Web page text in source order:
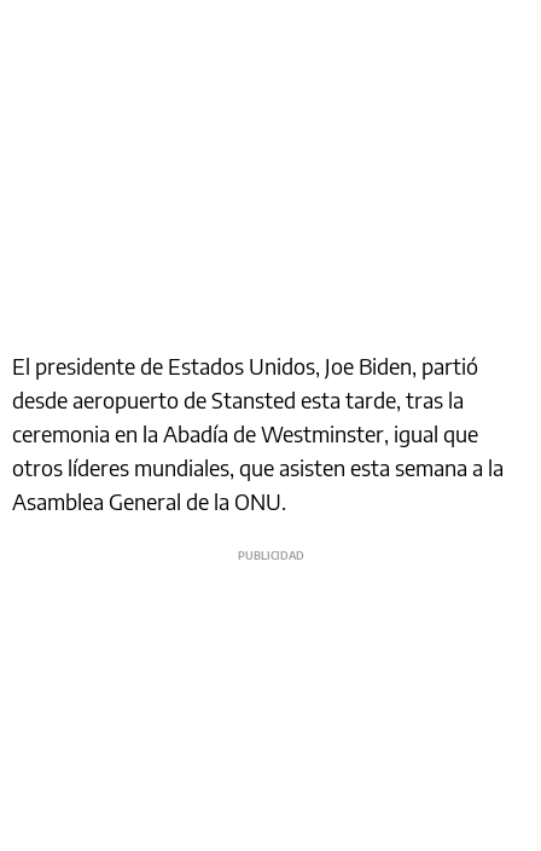
El presidente de Estados Unidos, Joe Biden, partió
desde aeropuerto de Stansted esta tarde, tras la
ceremonia en la Abadía de Westminster, igual que
otros líderes mundiales, que asisten esta semana a la
Asamblea General de la ONU.